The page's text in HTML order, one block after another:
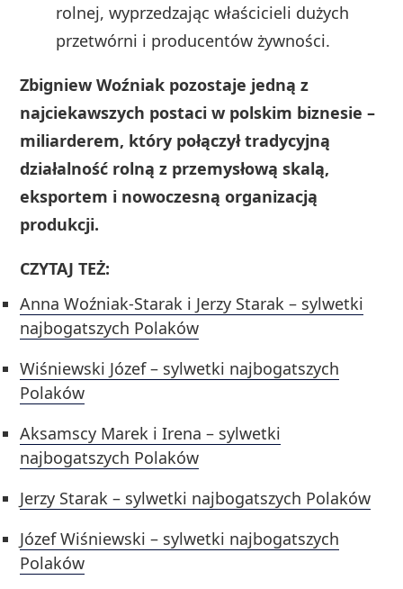
rolnej, wyprzedzając właścicieli dużych
przetwórni i producentów żywności.
Zbigniew Woźniak pozostaje jedną z
najciekawszych postaci w polskim biznesie –
miliarderem, który połączył tradycyjną
działalność rolną z przemysłową skalą,
eksportem i nowoczesną organizacją
produkcji.
CZYTAJ TEŻ:
Anna Woźniak-Starak i Jerzy Starak – sylwetki
najbogatszych Polaków
Wiśniewski Józef – sylwetki najbogatszych
Polaków
Aksamscy Marek i Irena – sylwetki
najbogatszych Polaków
Jerzy Starak – sylwetki najbogatszych Polaków
Józef Wiśniewski – sylwetki najbogatszych
Polaków